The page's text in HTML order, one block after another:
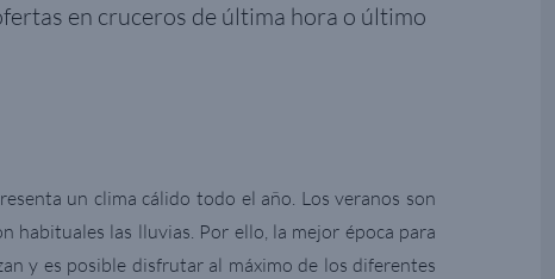
en cruceros de última hora o último
un clima cálido todo el año. Los veranos son
habituales las lluvias. Por ello, la mejor época para
y es posible disfrutar al máximo de los diferentes